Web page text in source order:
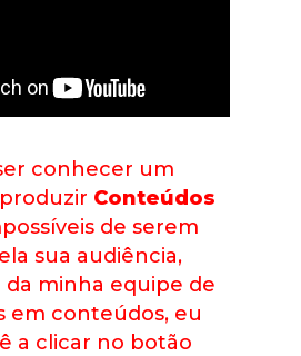
conhecer um
Conteúdos
de serem
sua audiência,
da minha equipe de
em conteúdos, eu
a clicar no botão